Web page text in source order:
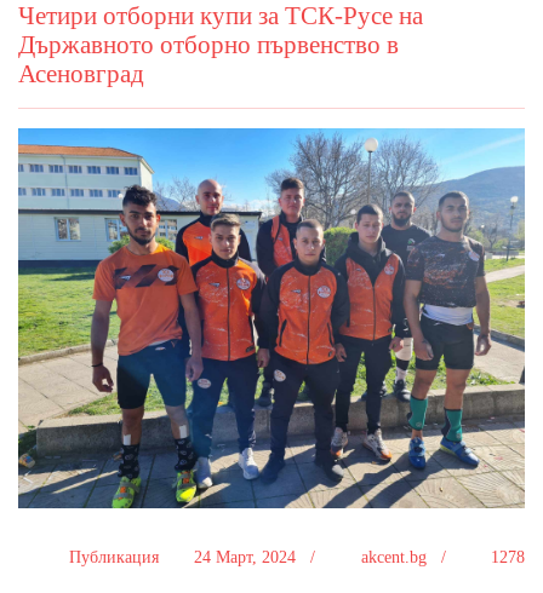
Четири отборни купи за ТСК-Русе на
Държавното отборно първенство в
Асеновград
Публикация 24 Март, 2024 / akcent.bg / 1278